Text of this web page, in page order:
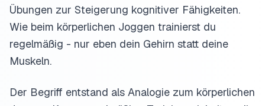
Übungen zur Steigerung kognitiver Fähigkeiten.
Wie beim körperlichen Joggen trainierst du
regelmäßig - nur eben dein Gehirn statt deine
Muskeln.
Der Begriff entstand als Analogie zum körperlichen